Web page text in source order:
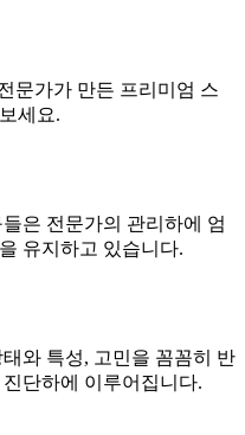
문가가 만든 프리미엄 스
세요.
은 전문가의 관리하에 엄
유지하고 있습니다.
와 특성, 고민을 꼼꼼히 반
단하에 이루어집니다.